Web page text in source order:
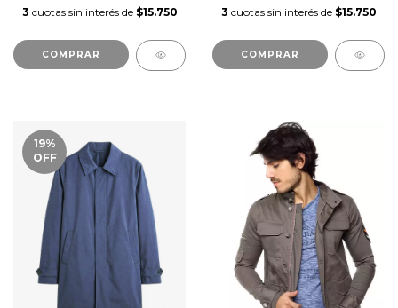
3 cuotas sin interés de $15.750
COMPRAR
3 cuotas sin interés de $15.750
COMPRAR
19%
OFF